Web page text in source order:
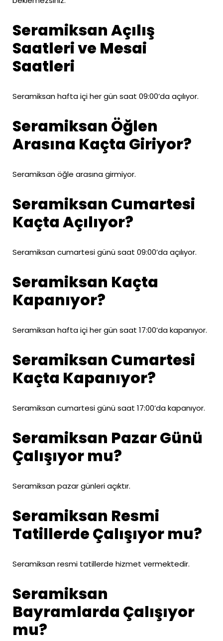
Seramiksan Açılış
Saatleri ve Mesai
Saatleri
Seramiksan hafta içi her gün saat 09:00’da açılıyor.
Seramiksan Öğlen
Arasına Kaçta Giriyor?
Seramiksan öğle arasına girmiyor.
Seramiksan Cumartesi
Kaçta Açılıyor?
Seramiksan cumartesi günü saat 09:00’da açılıyor.
Seramiksan Kaçta
Kapanıyor?
Seramiksan hafta içi her gün saat 17:00’da kapanıyor.
Seramiksan Cumartesi
Kaçta Kapanıyor?
Seramiksan cumartesi günü saat 17:00’da kapanıyor.
Seramiksan Pazar Günü
Çalışıyor mu?
Seramiksan pazar günleri açıktır.
Seramiksan Resmi
Tatillerde Çalışıyor mu?
Seramiksan resmi tatillerde hizmet vermektedir.
Seramiksan
Bayramlarda Çalışıyor
mu?